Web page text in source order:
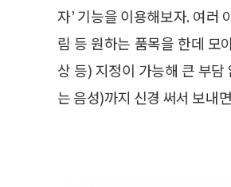
자’ 기능을 이용해보자. 여러
림 등 원하는 품목을 한데 모
상 등) 지정이 가능해 큰 부담
는 음성)까지 신경 써서 보내